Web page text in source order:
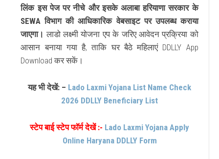
लिंक इस पेज पर नीचे और इसके अलाबा हरियाणा सरकार के
SEWA विभाग की आधिकारिक वेबसाइट पर उपलब्ध कराया
जाएगा।लाडो लक्ष्मी योजना एप के जरिए आवेदन प्रक्रिया को
आसान बनाया गया है, ताकि घर बैठे महिलाएं DDLLY App
Download कर सकें।
यह भी देखें: – Lado Laxmi Yojana List Name Check
2026 DDLLY Beneficiary List
स्टेप बाई स्टेप फॉर्म देखें :- Lado Laxmi Yojana Apply
Online Haryana DDLLY Form